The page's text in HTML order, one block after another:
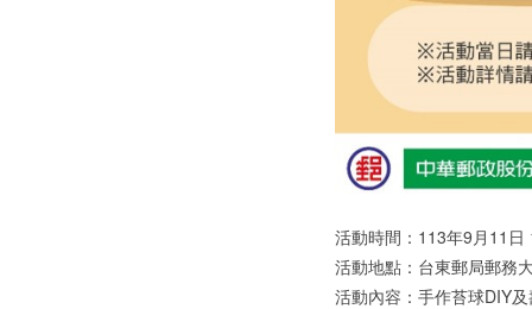
活動時間：113年9月11日
活動地點：台東郵局郵務
活動內容：手作苔球DIY